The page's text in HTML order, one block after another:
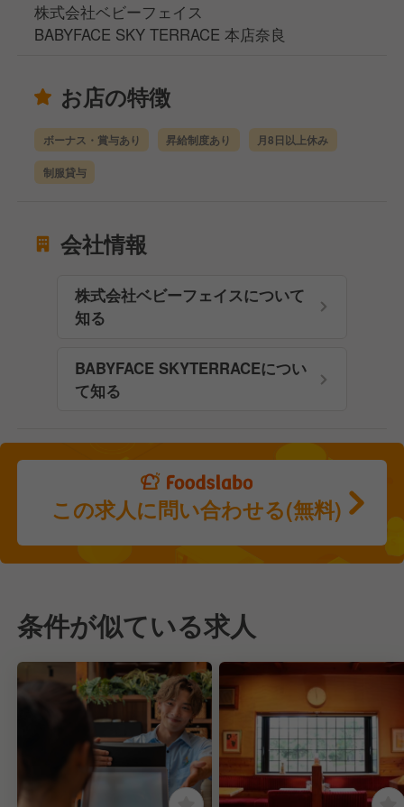
株式会社ベビーフェイス
BABYFACE SKY TERRACE 本店奈良
お店の特徴
ボーナス・賞与あり 昇給制度あり 月8日以上休み
制服貸与
会社情報
株式会社ベビーフェイスについて
知る
BABYFACE SKYTERRACEについ
て知る
この求人に問い合わせる(無料)
条件が似ている求人